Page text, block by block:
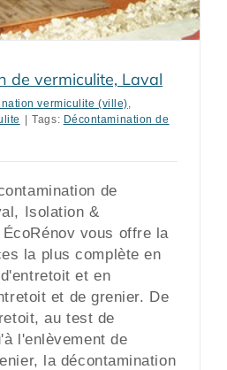
de vermiculite, Laval
vermiculite (ville),
Tags: Décontamination de
de
Isolation &
ÉcoRénov vous offre la
la plus complète en
et en
et de grenier. De
au test de
l'enlèvement de
la décontamination